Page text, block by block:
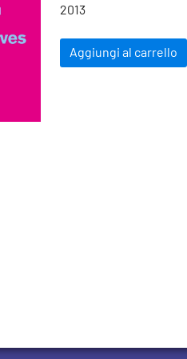
2013
Aggiungi al carrello